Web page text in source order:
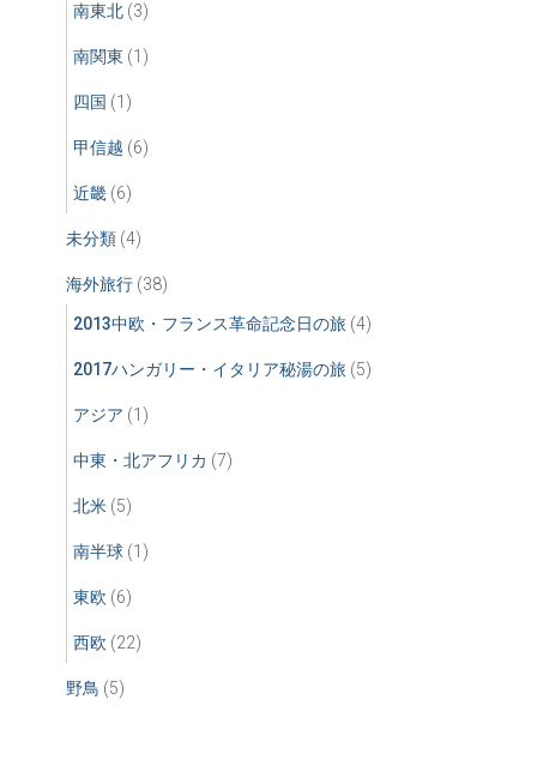
南東北 (3)
南関東 (1)
四国 (1)
甲信越 (6)
近畿 (6)
未分類 (4)
海外旅行 (38)
2013中欧・フランス革命記念日の旅 (4)
2017ハンガリー・イタリア秘湯の旅 (5)
アジア (1)
中東・北アフリカ (7)
北米 (5)
南半球 (1)
東欧 (6)
西欧 (22)
野鳥 (5)